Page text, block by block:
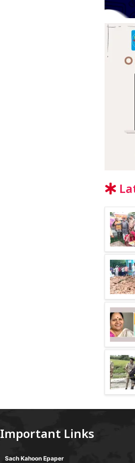
Important Links
Sach Kahoon Epaper